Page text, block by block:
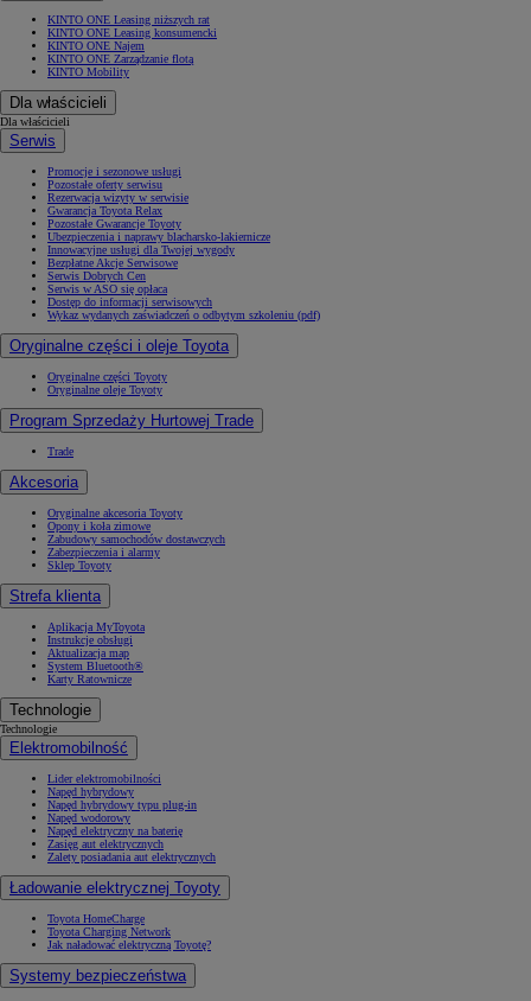
KINTO ONE Leasing niższych rat
KINTO ONE Leasing konsumencki
KINTO ONE Najem
KINTO ONE Zarządzanie flotą
KINTO Mobility
Dla właścicieli
Dla właścicieli
Serwis
Promocje i sezonowe usługi
Pozostałe oferty serwisu
Rezerwacja wizyty w serwisie
Gwarancja Toyota Relax
Pozostałe Gwarancje Toyoty
Ubezpieczenia i naprawy blacharsko-lakiernicze
Innowacyjne usługi dla Twojej wygody
Bezpłatne Akcje Serwisowe
Serwis Dobrych Cen
Serwis w ASO się opłaca
Dostęp do informacji serwisowych
Wykaz wydanych zaświadczeń o odbytym szkoleniu (pdf)
Oryginalne części i oleje Toyota
Oryginalne części Toyoty
Oryginalne oleje Toyoty
Program Sprzedaży Hurtowej Trade
Trade
Akcesoria
Oryginalne akcesoria Toyoty
Opony i koła zimowe
Zabudowy samochodów dostawczych
Zabezpieczenia i alarmy
Sklep Toyoty
Strefa klienta
Aplikacja MyToyota
Instrukcje obsługi
Aktualizacja map
System Bluetooth®
Karty Ratownicze
Technologie
Technologie
Elektromobilność
Lider elektromobilności
Napęd hybrydowy
Napęd hybrydowy typu plug-in
Napęd wodorowy
Napęd elektryczny na baterię
Zasięg aut elektrycznych
Zalety posiadania aut elektrycznych
Ładowanie elektrycznej Toyoty
Toyota HomeCharge
Toyota Charging Network
Jak naładować elektryczną Toyotę?
Systemy bezpieczeństwa